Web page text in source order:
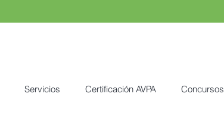
Servicios Certificación AVPA Concursos